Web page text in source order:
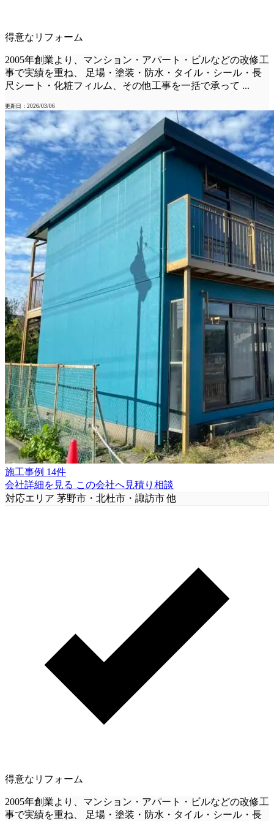
得意なリフォーム
2005年創業より、マンション・アパート・ビルなどの改修工
事で実績を重ね、 足場・塗装・防水・タイル・シール・長
尺シート・化粧フィルム、その他工事を一括で承って ...
更新日：2026/03/06
施工事例 14件
会社詳細を見る この会社へ見積り相談
対応エリア 茅野市・北杜市・諏訪市 他
得意なリフォーム
2005年創業より、マンション・アパート・ビルなどの改修工
事で実績を重ね、 足場・塗装・防水・タイル・シール・長